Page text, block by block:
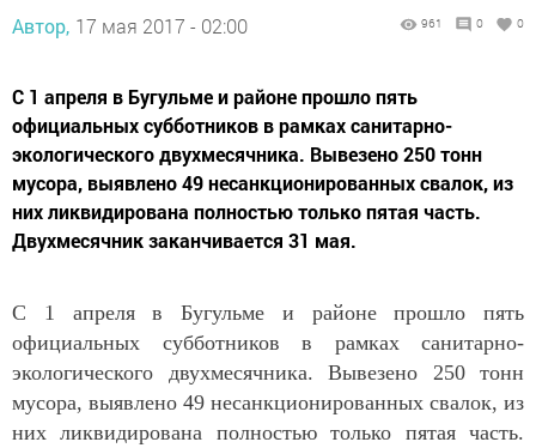
Автор, 17 мая 2017 - 02:00 961 0 0
С 1 апреля в Бугульме и районе прошло пять
официальных субботников в рамках санитарно-
экологического двухмесячника. Вывезено 250 тонн
мусора, выявлено 49 несанкционированных свалок, из
них ликвидирована полностью только пятая часть.
Двухмесячник заканчивается 31 мая.
С 1 апреля в Бугульме и районе прошло пять
официальных субботников в рамках санитарно-
экологического двухмесячника. Вывезено 250 тонн
мусора, выявлено 49 несанкционированных свалок, из
них ликвидирована полностью только пятая часть.